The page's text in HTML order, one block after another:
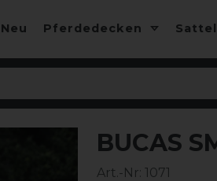
Neu Pferdedecken
BUCAS
Art.-Nr: 1071